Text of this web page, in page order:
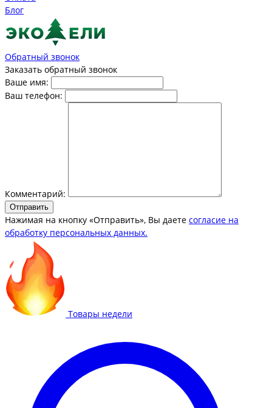
Блог
Обратный звонок
Заказать обратный звонок
Ваше имя:
Ваш телефон:
Комментарий:
Отправить
Нажимая на кнопку «Отправить», Вы даете согласие на
обработку персональных данных.
Товары недели